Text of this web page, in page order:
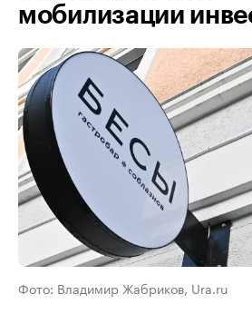
мобилизации
Фото: Владимир Жабриков, Ura.ru